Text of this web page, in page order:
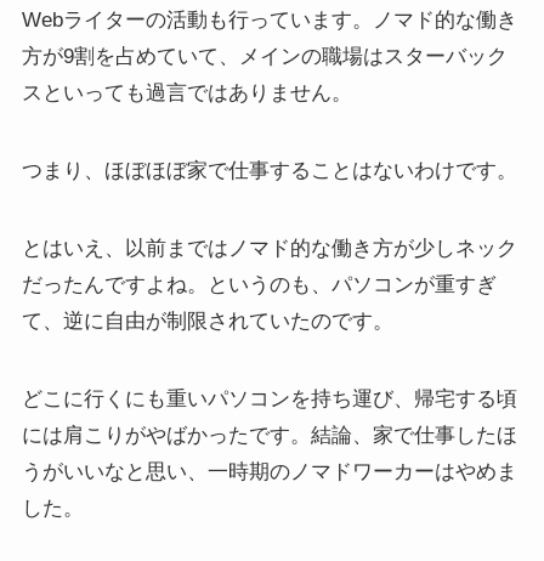
Webライターの活動も行っています。ノマド的な働き
方が9割を占めていて、メインの職場はスターバック
スといっても過言ではありません。
つまり、ほぼほぼ家で仕事することはないわけです。
とはいえ、以前まではノマド的な働き方が少しネック
だったんですよね。というのも、パソコンが重すぎ
て、逆に自由が制限されていたのです。
どこに行くにも重いパソコンを持ち運び、帰宅する頃
には肩こりがやばかったです。結論、家で仕事したほ
うがいいなと思い、一時期のノマドワーカーはやめま
した。